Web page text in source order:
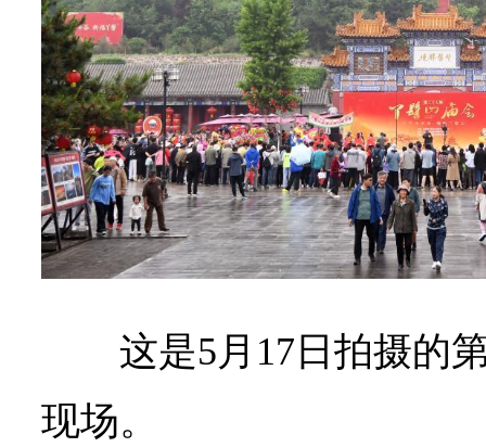
这是5月17日拍摄的
现场。